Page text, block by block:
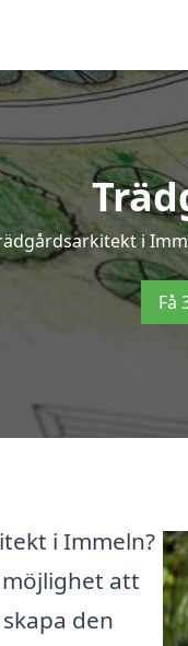
i
Få
i Immeln?
att
den